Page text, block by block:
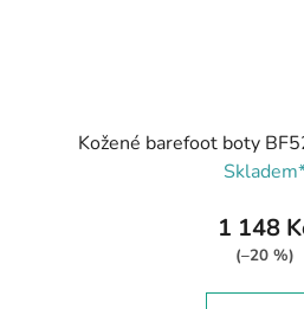
Kožené barefoot boty
1 148
(–20 %)